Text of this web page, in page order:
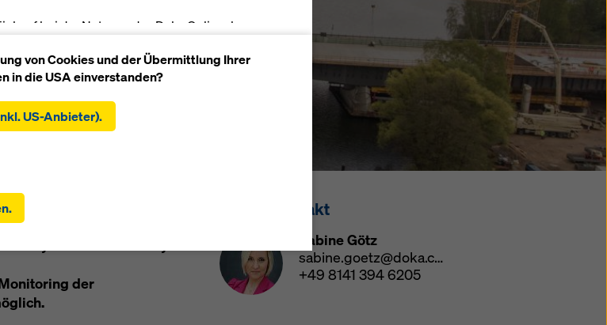
SHOP
systematische Analyse
der
Pressekontakt
Sabine Götz
sabine.goetz@doka.com
+49 8141 394 6205
bei der Nutzung des Doka Onlineshops zu
Sie als User auf bestimmten Plattformen zu
zulassen (inkl. US-Anbieter)" klicken, stimmen Sie
aller Cookies zu. Indem Sie auf "Ausgewählte
kann auch die Übermittlung von Daten in
Soweit die von Ihnen gewählten
umfassen, die Daten in Drittstaaten übermitteln,
nach Art 45 DSGVO und keine
Art 46 DSGVO bestehen, erstreckt sich Ihre
durch Behörden in diesen Drittstaaten zu
unterliegen und dagegen keine
Verfügung stehen. Sie können alle
ablehnen, indem Sie auf "Ablehnen" klicken
von Cookies und der Übermittlung Ihrer
in die USA einverstanden?
US-Anbieter).